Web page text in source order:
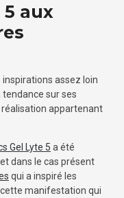
5 aux
assez loin
sur ses
appartenant
Gel Lyte 5 a été
dans le cas présent
qui a inspiré les
manifestation qui